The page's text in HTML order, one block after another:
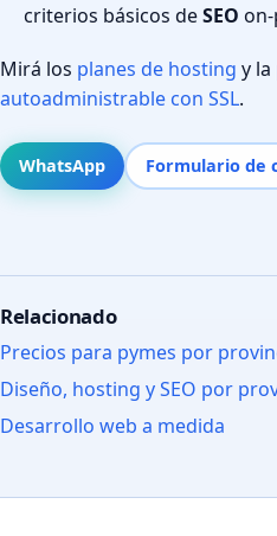
criterios básicos deSEO
Mirá los planes de hosting y la
autoadministrable con SSL.
WhatsApp Formulario de
Relacionado
Precios para pymes por
Diseño, hosting y SEO por
Desarrollo web a medida